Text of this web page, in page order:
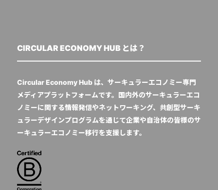
CIRCULAR ECONOMY HUB とは？
Circular Economy Hub は、サーキュラーエコノミー専門
メディアプラットフォームです。国内外のサーキュラーエコ
ノミーに関する情報発信やネットワーキング、共創型サーキ
ュラーデザインプログラムを通じて企業や自治体の皆様のサ
ーキュラーエコノミー移行を支援します。